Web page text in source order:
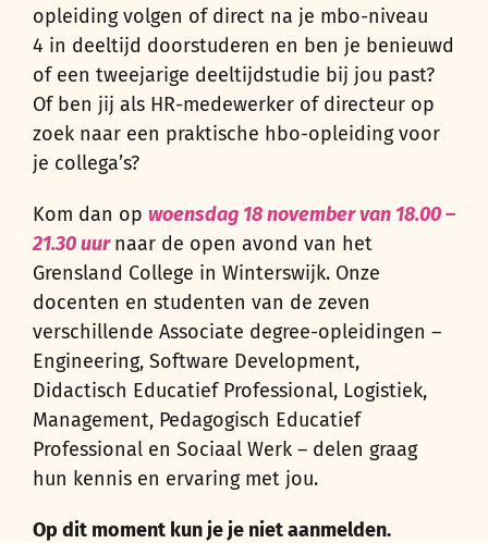
opleidingvolgen of direct na je mbo-niveau
4 in deeltijd doorstuderen en ben je benieuwd
of een tweejarige deeltijdstudie bij jou past?
Of ben jij als HR-medewerker of directeur op
zoek naar een praktische hbo-opleiding voor
je collega’s?
Kom dan op woensdag 18 november van 18.00 –
21.30 uurnaar de open avond van het
Grensland College in Winterswijk. Onze
docenten en studenten van de zeven
verschillende Associate degree-opleidingen –
Engineering, Software Development,
Didactisch Educatief Professional, Logistiek,
Management, Pedagogisch Educatief
Professional en Sociaal Werk – delen graag
hun kennis en ervaring met jou.
Op dit moment kun je je niet aanmelden.